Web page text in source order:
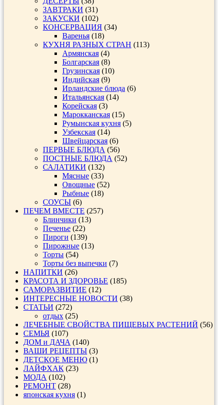
ЗАВТРАКИ (31)
ЗАКУСКИ (102)
КОНСЕРВАЦИЯ (34)
Варенья (18)
КУХНЯ РАЗНЫХ СТРАН (113)
Армянская (4)
Болгарская (8)
Грузинская (10)
Индийская (9)
Ирландские блюда (6)
Итальянская (14)
Корейская (3)
Марокканская (15)
Румынская кухня (5)
Узбекская (14)
Швейцарская (6)
ПЕРВЫЕ БЛЮДА (56)
ПОСТНЫЕ БЛЮДА (52)
САЛАТИКИ (132)
Мясные (33)
Овощные (52)
Рыбные (18)
СОУСЫ (6)
ПЕЧЕМ ВМЕСТЕ (257)
Блинчики (13)
Печенье (22)
Пироги (139)
Пирожные (13)
Торты (54)
Торты без выпечки (7)
НАПИТКИ (26)
КРАСОТА И ЗДОРОВЬЕ (185)
САМОРАЗВИТИЕ (12)
ИНТЕРЕСНЫЕ НОВОСТИ (38)
СТАТЬИ (272)
отдых (25)
ЛЕЧЕБНЫЕ СВОЙСТВА ПИЩЕВЫХ РАСТЕНИЙ (56)
СЕМЬЯ (107)
ДОМ и ДАЧА (140)
ВАШИ РЕЦЕПТЫ (3)
ДЕТСКОЕ МЕНЮ (1)
ЛАЙФХАК (23)
МОДА (102)
РЕМОНТ (28)
японская кухня (1)